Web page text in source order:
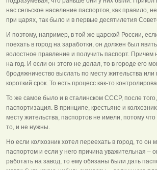
нас сельское население паспортов, как правило,
при царях, так было и в первые десятилетия
И поэтому, например, в той же царской России,
поехать в город на заработки, он должен был
волостное правление и получить паспорт. Причем
на год. И если он этого не делал, то в городе его
бродяжничество выслать по месту жительства или
короткий срок. То есть процесс как-то
То же самое было и в сталинском СССР, после
паспортизация. В принципе, крестьяне и
месту жительства, паспортов не имели, потому
то, и не нужны.
Но если колхозник хотел переехать в город, то он
паспортом и если у него причина уважительная –
работать на завод, то ему обязаны были дать